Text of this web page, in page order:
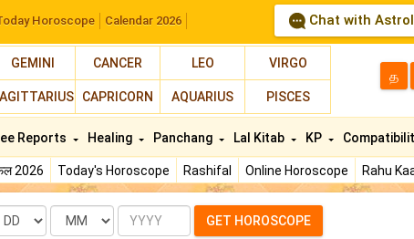
Horoscope Calendar 2026 Chat with
GEMINI CANCER LEO VIRGO
CAPRICORN AQUARIUS PISCES
த
2026 Today's Horoscope Rashifal Online Horoscope Rahu
Reports Healing Panchang Lal Kitab KP
Month Year GET HOROSCOPE